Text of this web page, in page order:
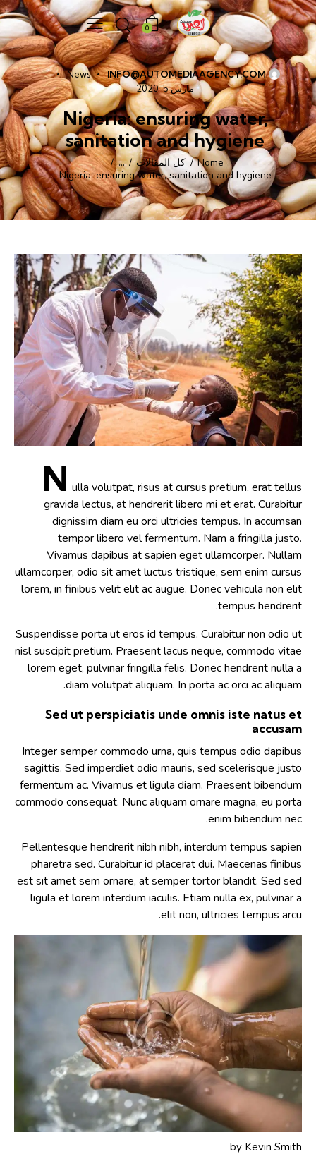
0
INFO@AUTOMEDIAAGENCY.COM
News
مارس 5, 2020
Nigeria: ensuring water,
sanitation and hygiene
Home كل المقالات
...
Nigeria: ensuring water, sanitation and hygiene
N ulla volutpat, risus at cursus pretium, erat tellus
gravida lectus, at hendrerit libero mi et erat. Curabitur
dignissim diam eu orci ultricies tempus. In accumsan
tempor libero vel fermentum. Nam a fringilla justo.
Vivamus dapibus at sapien eget ullamcorper. Nullam
ullamcorper, odio sit amet luctus tristique, sem enim cursus
lorem, in finibus velit elit ac augue. Donec vehicula non elit
tempus hendrerit.
Suspendisse porta ut eros id tempus. Curabitur non odio ut
nisl suscipit pretium. Praesent lacus neque, commodo vitae
lorem eget, pulvinar fringilla felis. Donec hendrerit nulla a
diam volutpat aliquam. In porta ac orci ac aliquam.
Sed ut perspiciatis unde omnis iste natus et
accusam
Integer semper commodo urna, quis tempus odio dapibus
sagittis. Sed imperdiet odio mauris, sed scelerisque justo
fermentum ac. Vivamus et ligula diam. Praesent bibendum
commodo consequat. Nunc aliquam ornare magna, eu porta
enim bibendum nec.
Pellentesque hendrerit nibh nibh, interdum tempus sapien
pharetra sed. Curabitur id placerat dui. Maecenas finibus
est sit amet sem ornare, at semper tortor blandit. Sed sed
ligula et lorem interdum iaculis. Etiam nulla ex, pulvinar a
elit non, ultricies tempus arcu.
by Kevin Smith